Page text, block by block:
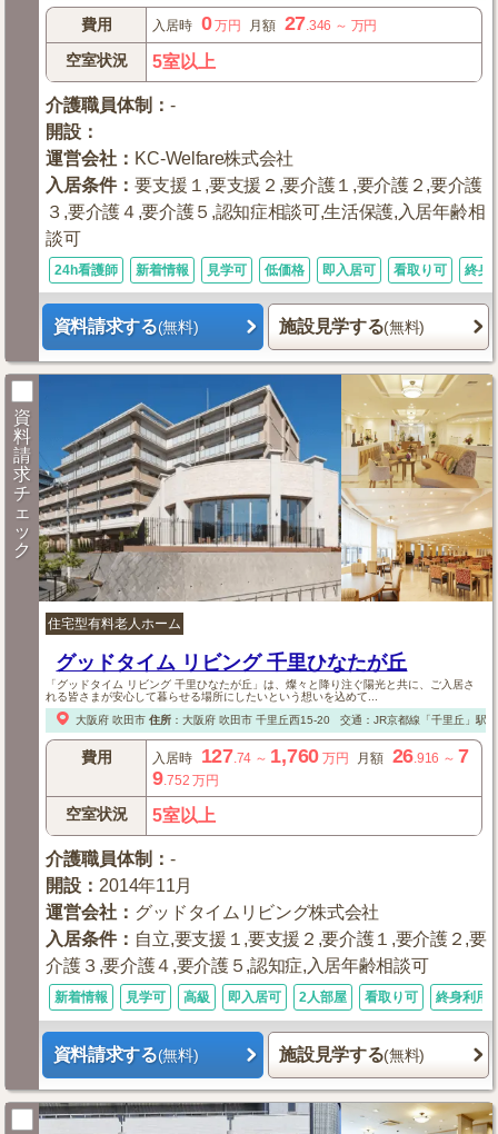
費用 入居時 0万円 月額 27 .346 ～ 万円
空室状況 5室以上
介護職員体制 ：-
開設 ：
運営会社 ： KC-Welfare株式会社
入居条件：要支援１,要支援２,要介護１,要介護２,要介護
３,要介護４,要介護５,認知症相談可,生活保護,入居年齢相
談可
24h看護師 新着情報 見学可 低価格 即入居可 看取り可 終身
資料請求する(無料) 施設見学する(無料)
資
料
請
求
チ
ェ
ッ
ク
住宅型有料老人ホーム
グッドタイム リビング 千里ひなたが丘
「グッドタイム リビング 千里ひなたが丘」は、燦々と降り注ぐ陽光と共に、ご入居さ
れる皆さまが安心して暮らせる場所にしたいという想いを込めて...
大阪府 吹田市 住所： 大阪府 吹田市千里丘西15-20 交通：JR京都線「千里丘」駅
費用 入居時 127.74 ～ 1,760 万円 月額 26.916 ～ 7
9.752 万円
空室状況 5室以上
介護職員体制 ：-
開設 ： 2014年11月
運営会社 ： グッドタイムリビング株式会社
入居条件： 自立,要支援１,要支援２,要介護１,要介護２,要
介護３,要介護４,要介護５,認知症,入居年齢相談可
新着情報 見学可 高級 即入居可 2人部屋 看取り可 終身利用
資料請求する(無料) 施設見学する(無料)